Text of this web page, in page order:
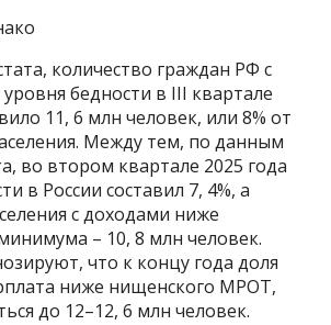
количество граждан РФ с
бедности в III квартале
11, 6 млн человек, или 8% от
Между тем, по данным
во втором квартале 2025 года
в России составил 7, 4%, а
с доходами ниже
– 10, 8 млн человек.
что к концу года доля
ниже нищенского МРОТ,
до 12–12, 6 млн человек.